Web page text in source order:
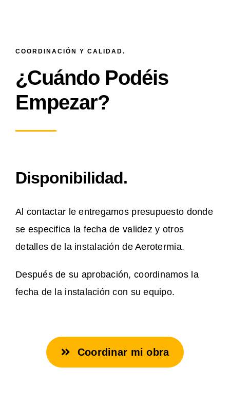
COORDINACIÓN Y CALIDAD.
¿Cuándo Podéis
Empezar?
Disponibilidad.
Al contactar le entregamos presupuesto donde
se especifica la fecha de validez y otros
detalles de la instalación de Aerotermia.
Después de su aprobación, coordinamos la
fecha de la instalación con su equipo.
Coordinar mi obra